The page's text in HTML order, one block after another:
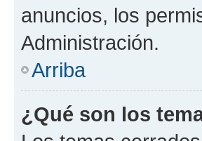
anuncios, los
Administración.
Arriba
¿Qué son los